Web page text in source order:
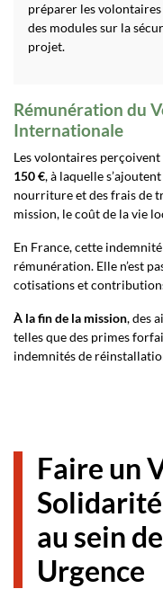
préparer les
des modules sur la
projet.
Rémunération du
Internationale
Les volontaires perçoivent
150 €, à laquelle
nourriture et des frais de
mission, le coût de la vie
En France, cette indemnité
rémunération. Elle n’est
cotisations et
À la fin de la mission, des
telles que des primes
indemnités de
Faire un
au sein
Urgence